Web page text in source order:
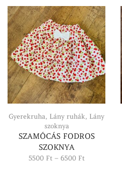
Gyerekruha, Lány ruhák, Lány
szoknya
SZAMÓCÁS FODROS
SZOKNYA
5500 Ft – 6500 FtÁrtartomány: